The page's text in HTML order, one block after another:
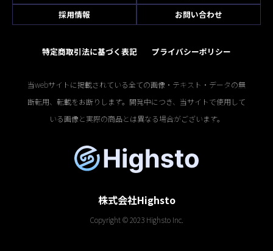
採用情報
お問い合わせ
特定商取引法に基づく表記 プライバシーポリシー
当webサイトに掲載されている全ての画像・テキスト・データの無
断転用、転載をお断りします。開発中につき、当サイトで使用して
いる画像と実際の商品とは異なる場合がございます。
株式会社Highsto
Copyright © 2023 Highsto Inc.